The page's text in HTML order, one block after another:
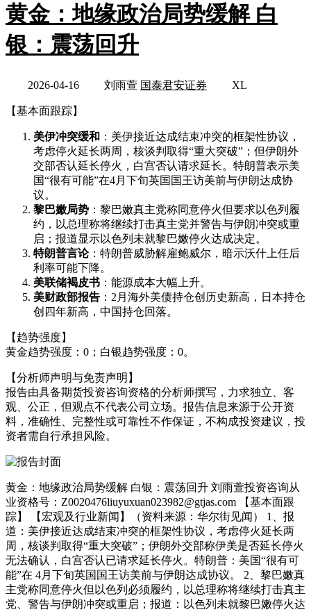
黄金：地缘政治局势缓解 白
银：震荡回升
2026-04-16 刘雨萱 国泰君安证券 XL
【基本面跟踪】
美伊冲突缓和 ：美伊接近达成结束冲突的框架性协议，
考虑停火延长两周，核谈判取得“重大突破”；但伊朗外
交部否认延长停火，白宫否认请求延长。特朗普表示美
国“很有可能”在4月下旬英国国王访美前与伊朗达成协
议。
黎巴嫩局势 ：黎巴嫩真主党称同意停火但要求以色列履
约，以总理称将继续打击真主党并警告与伊朗冲突或重
启；报道显示以色列未就黎巴嫩停火达成决定。
特朗普言论：特朗普威胁解雇鲍威尔，暗示沃什上任后
利率可能下降。
美联储褐皮书 ：能源成本大幅上升。
美财政部报告 ：2月海外美债持仓创历史新高，日本持仓
创四年新高，中国持仓回落。
【趋势强度】
黄金趋势强度：0；白银趋势强度：0。
【分析师声明与免责声明】
报告由具备期货投资咨询资格的分析师撰写，力求独立、客
观、公正，但观点不代表公司立场。报告信息来源于公开资
料，准确性、完整性或可靠性不作保证，不构成投资建议，投
资者需自行承担风险。
黄金：地缘政治局势缓解 白银：震荡回升 刘雨萱投资咨询从
业资格号：Z0020476liuyuxuan023982@gtjas.com 【基本面跟
踪】 【宏观及行业新闻】（资料来源：华尔街见闻） 1、报
道：美伊接近达成结束冲突的框架性协议，考虑停火延长两
周，核谈判取得“重大突破”；伊朗外交部称伊美是否延长停火
无法确认，白宫否认已请求延长停火。特朗普：美国“很有可
能”在 4月下旬英国国王访美前与伊朗达成协议。 2、黎巴嫩真
主党称同意停火但以色列必须履约，以总理称将继续打击真主
党、警告与伊朗冲突或重启；报道：以色列未就黎巴嫩停火达